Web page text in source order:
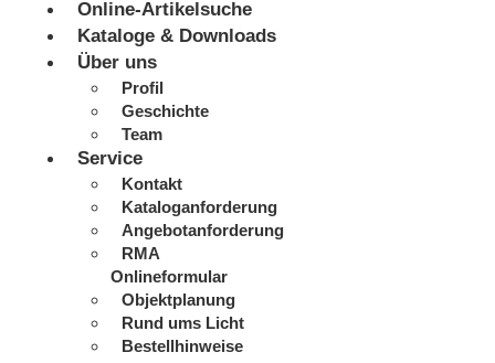
Online-Artikelsuche
Kataloge & Downloads
Über uns
Profil
Geschichte
Team
Service
Kontakt
Kataloganforderung
Angebotanforderung
RMA
Onlineformular
Objektplanung
Rund ums Licht
Bestellhinweise